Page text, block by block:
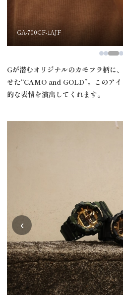
GA-
Gが潜むオリジナルのカモフラ柄に
せた“CAMO and GOLD”。このア
的な表情を演出してくれます。
‹